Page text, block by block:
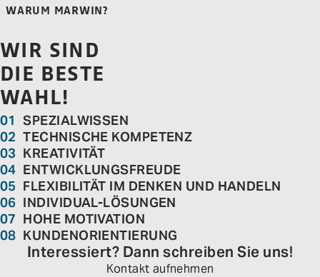
WARUM MARWIN?
WIR SIND
DIE BESTE
WAHL!
SPEZIALWISSEN
TECHNISCHE KOMPETENZ
KREATIVITÄT
ENTWICKLUNGSFREUDE
FLEXIBILITÄT IM DENKEN UND HANDELN
INDIVIDUAL-LÖSUNGEN
HOHE MOTIVATION
KUNDENORIENTIERUNG
Interessiert? Dann schreiben Sie uns!
Kontakt aufnehmen